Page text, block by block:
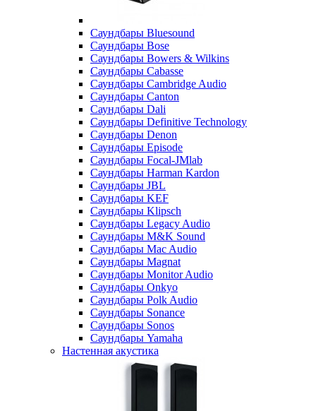
Саундбары Bluesound
Саундбары Bose
Саундбары Bowers & Wilkins
Саундбары Cabasse
Саундбары Cambridge Audio
Саундбары Canton
Саундбары Dali
Саундбары Definitive Technology
Саундбары Denon
Саундбары Episode
Саундбары Focal-JMlab
Саундбары Harman Kardon
Саундбары JBL
Саундбары KEF
Саундбары Klipsch
Саундбары Legacy Audio
Саундбары M&K Sound
Саундбары Mac Audio
Саундбары Magnat
Саундбары Monitor Audio
Саундбары Onkyo
Саундбары Polk Audio
Саундбары Sonance
Саундбары Sonos
Саундбары Yamaha
Настенная акустика